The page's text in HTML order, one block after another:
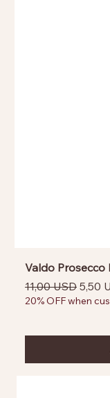
Valdo Prosecco
Prezzo regolare
11,00 USD 5,50
20% OFF when